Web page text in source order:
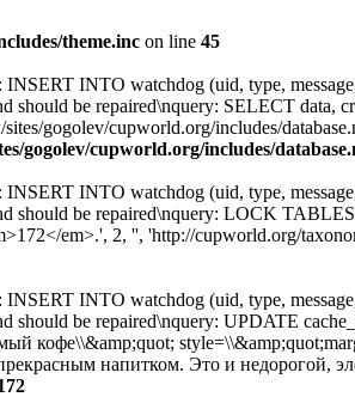
theme.inc on line 45
INTO watchdog (uid, type,
be repaired\nquery: SELECT data,
gogolev/cupworld.org/includes/
gogolev/cupworld.org/includes/
INTO watchdog (uid, type,
should be repaired\nquery: LOCK
em>.', 2, '', 'http://cupworld.org/
INTO watchdog (uid, type,
should be repaired\nquery: UPDATE
кофе\\&amp;quot;
напитком. Это и недорогой,